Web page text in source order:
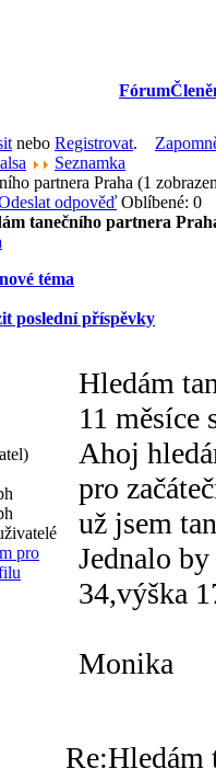
Fórum
nebo Registrovat.
Seznamka
partnera Praha (1
Oblíbené: 0
tanečního partnera
téma
poslední příspěvky
Hledám
11 měsíce
Ahoj
pro
už jsem
Jednalo
34,výška
Monika
Re:Hledám